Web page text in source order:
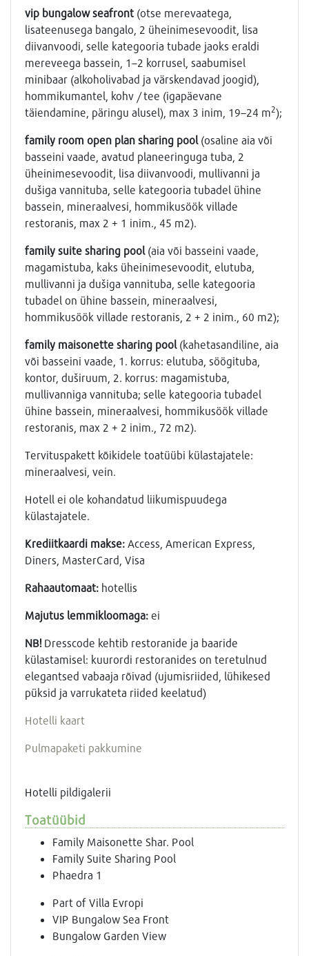
vip bungalow seafront (otse merevaatega,
lisateenusega bangalo, 2 üheinimesevoodit, lisa
diivanvoodi, selle kategooria tubade jaoks eraldi
mereveega bassein, 1–2 korrusel, saabumisel
minibaar (alkoholivabad ja värskendavad joogid),
hommikumantel, kohv / tee (igapäevane
täiendamine, päringu alusel), max 3 inim, 19–24 m2);
family room open plan sharing pool(osaline aia või
basseini vaade, avatud planeeringuga tuba, 2
üheinimesevoodit, lisa diivanvoodi, mullivanni ja
dušiga vannituba, selle kategooria tubadel ühine
bassein, mineraalvesi, hommikusöök villade
restoranis, max 2 + 1 inim., 45 m2).
family suite sharing pool(aia või basseini vaade,
magamistuba, kaks üheinimesevoodit, elutuba,
mullivanni ja dušiga vannituba, selle kategooria
tubadel on ühine bassein, mineraalvesi,
hommikusöök villade restoranis, 2 + 2 inim., 60 m2);
family maisonette sharing pool (kahetasandiline, aia
või basseini vaade, 1. korrus: elutuba, söögituba,
kontor, duširuum, 2. korrus: magamistuba,
mullivanniga vannituba; selle kategooria tubadel
ühine bassein, mineraalvesi, hommikusöök villade
restoranis, max 2 + 2 inim., 72 m2).
Tervituspakett kõikidele toatüübi külastajatele:
mineraalvesi, vein.
Hotell ei ole kohandatud liikumispuudega
külastajatele.
Krediitkaardi makse: Access, American Express,
Diners, MasterCard, Visa
Rahaautomaat: hotellis
Majutus lemmikloomaga: ei
NB!Dresscode kehtib restoranide ja baaride
külastamisel: kuurordi restoranides on teretulnud
elegantsed vabaaja rõivad (ujumisriided, lühikesed
püksid ja varrukateta riided keelatud)
Hotelli kaart
Pulmapaketi pakkumine
Hotelli pildigalerii
Toatüübid
Family Maisonette Shar. Pool
Family Suite Sharing Pool
Phaedra 1
Part of Villa Evropi
VIP Bungalow Sea Front
Bungalow Garden View